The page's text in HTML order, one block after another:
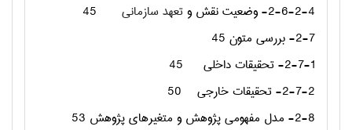
2-6-2-4- وضعیت نقش و
تعهد سازمانی
45
2-7- بررسی متون
45
2-7-1- تحقیقات داخلی
45
2-7-2- تحقیقات خارجی
50
2-8- مدل مفهومی پژوهش و متغیرهای پژوهش
53